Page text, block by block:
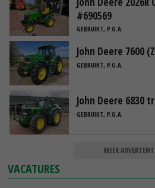
#690569
GEBRUIKT, P.O.A.
John Deere 7600
GEBRUIKT, P.O.A.
John Deere 6830
GEBRUIKT, P.O.A.
MEER
VACATURES